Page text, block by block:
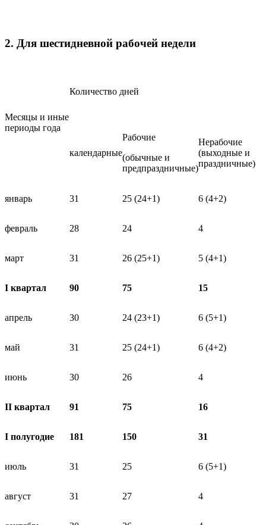
2. Для шестидневной рабочей недели
Месяцы и иные
периоды года
Количество дней
календарные
Рабочие
(обычные и
предпраздничные)
Нерабочие
(выходные и
праздничные)
январь 31 25 (24+1) 6 (4+2)
февраль 28 24 4
март 31 26 (25+1) 5 (4+1)
I квартал 90 75 15
апрель 30 24 (23+1) 6 (5+1)
май 31 25 (24+1) 6 (4+2)
июнь 30 26 4
II квартал 91 75 16
I полугодие 181 150 31
июль 31 25 6 (5+1)
август 31 27 4